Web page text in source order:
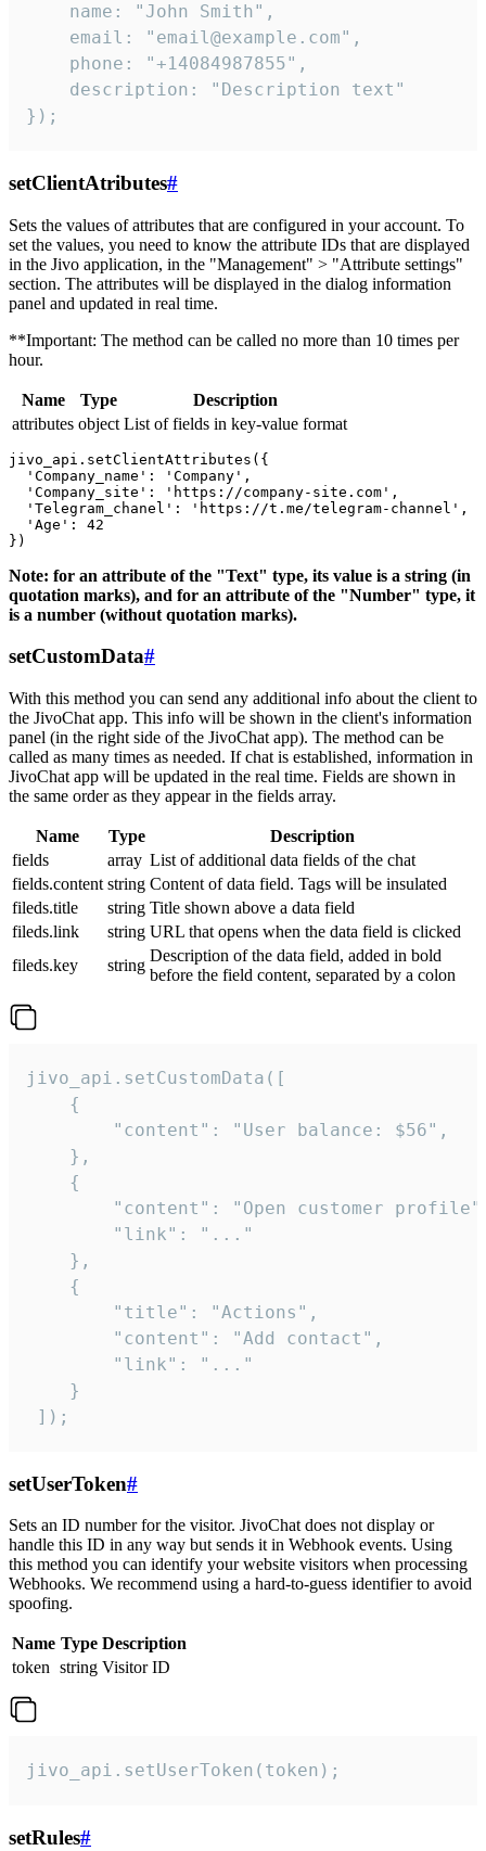
    name: "John Smith",
    email: "email@example.com",
    phone: "+14084987855",
    description: "Description text"
});
setClientAtributes#
Sets the values ​​of attributes that are configured in your account. To
set the values, you need to know the attribute IDs that are displayed
in the Jivo application, in the "Management" > "Attribute settings"
section. The attributes will be displayed in the dialog information
panel and updated in real time.
**Important: The method can be called no more than 10 times per
hour.
Name Type
Description
attributes object List of fields in key-value format
jivo_api.setClientAttributes({
  'Company_name': 'Company',
  'Company_site': 'https://company-site.com',
  'Telegram_chanel': 'https://t.me/telegram-channel',
  'Age': 42
Note: for an attribute of the "Text" type, its value is a string (in
quotation marks), and for an attribute of the "Number" type, it
is a number (without quotation marks).
setCustomData#
With this method you can send any additional info about the client to
the JivoChat app. This info will be shown in the client's information
panel (in the right side of the JivoChat app). The method can be
called as many times as needed. If chat is established, information in
JivoChat app will be updated in the real time. Fields are shown in
the same order as they appear in the fields array.
Name Type
Description
fields
array List of additional data fields of the chat
fields.content string Content of data field. Tags will be insulated
fileds.title
string Title shown above a data field
fileds.link
string URL that opens when the data field is clicked
fileds.key
string
Description of the data field, added in bold
before the field content, separated by a colon
jivo_api.setCustomData([
    {
        "content": "User balance: $56",
    },
    {
"content": "Open customer
        "link": "..."
    },
    {
        "title": "Actions",
        "content": "Add contact",
        "link": "..."
    }
]);
setUserToken#
Sets an ID number for the visitor. JivoChat does not display or
handle this ID in any way but sends it in Webhook events. Using
this method you can identify your website visitors when processing
Webhooks. We recommend using a hard-to-guess identifier to avoid
spoofing.
Name Type Description
token string Visitor ID
jivo_api.setUserToken(token);
setRules#